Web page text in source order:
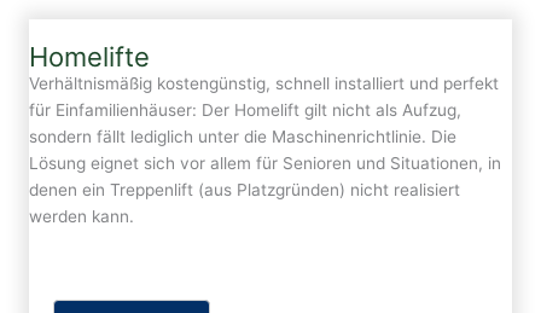
Homelifte
Verhältnismäßig kostengünstig, schnell installiert und perfekt
für Einfamilienhäuser: Der Homelift gilt nicht als Aufzug,
sondern fällt lediglich unter die Maschinenrichtlinie. Die
Lösung eignet sich vor allem für Senioren und Situationen, in
denen ein Treppenlift (aus Platzgründen) nicht realisiert
werden kann.